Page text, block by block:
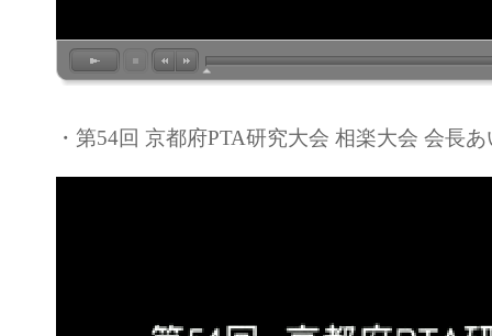
・第54回 京都府PTA研究大会 相楽大会 会長